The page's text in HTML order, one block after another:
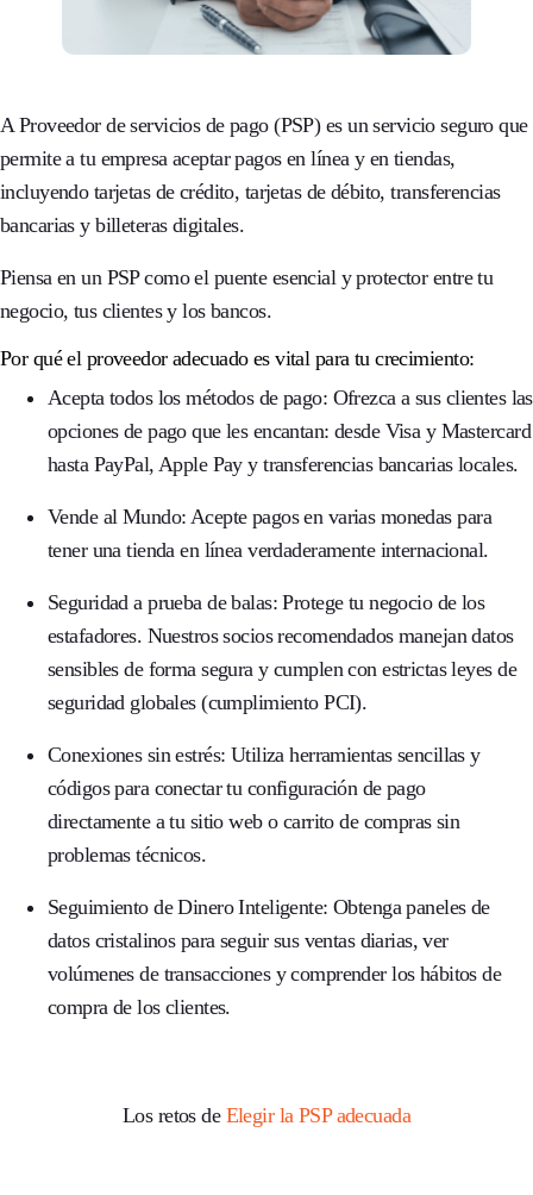
A Proveedor de servicios de pago (PSP)es un servicio seguro que
permite a tu empresa aceptar pagos en línea y en tiendas,
incluyendo tarjetas de crédito, tarjetas de débito, transferencias
bancarias y billeteras digitales.
Piensa en un PSP como el puente esencial y protector entre tu
negocio, tus clientes y los bancos.
Por qué el proveedor adecuado es vital para tu crecimiento:
Acepta todos los métodos de pago: Ofrezca a sus clientes las
opciones de pago que les encantan: desde Visa y Mastercard
hasta PayPal, Apple Pay y transferencias bancarias locales.
Vende al Mundo: Acepte pagos en varias monedas para
tener una tienda en línea verdaderamente internacional.
Seguridad a prueba de balas: Protege tu negocio de los
estafadores. Nuestros socios recomendados manejan datos
sensibles de forma segura y cumplen con estrictas leyes de
seguridad globales (cumplimiento PCI).
Conexiones sin estrés: Utiliza herramientas sencillas y
códigos para conectar tu configuración de pago
directamente a tu sitio web o carrito de compras sin
problemas técnicos.
Seguimiento de Dinero Inteligente: Obtenga paneles de
datos cristalinos para seguir sus ventas diarias, ver
volúmenes de transacciones y comprender los hábitos de
compra de los clientes.
Los retos de Elegir la PSP adecuada